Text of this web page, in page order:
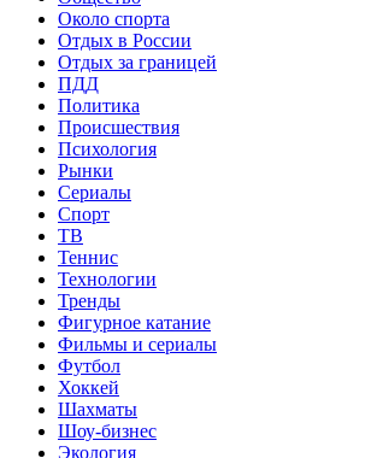
Около спорта
Отдых в России
Отдых за границей
ПДД
Политика
Происшествия
Психология
Рынки
Сериалы
Спорт
ТВ
Теннис
Технологии
Тренды
Фигурное катание
Фильмы и сериалы
Футбол
Хоккей
Шахматы
Шоу-бизнес
Экология